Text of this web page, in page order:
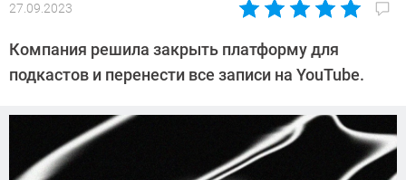
27.09.2023
Автор:
Довлатова
Компания решила закрыть платформу для
подкастов и перенести все записи на YouTube.